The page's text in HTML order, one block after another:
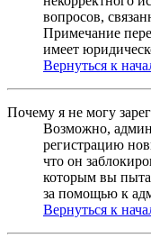
вопросов,
Примечание
имеет
Вернуться к
Почему я не могу
Возможно,
регистрацию
что он
которым вы
за помощью к
Вернуться к